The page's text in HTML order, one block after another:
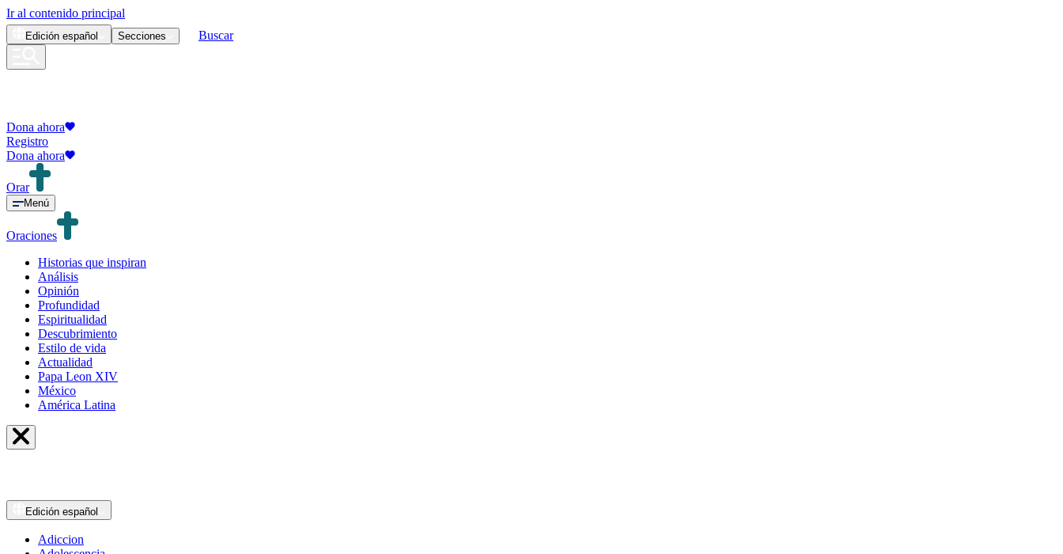
Ir al contenido principal
Edición español Secciones Buscar
Dona ahora
Registro
Dona ahora
Orar
Menú
Oraciones
Historias que inspiran
Análisis
Opinión
Profundidad
Espiritualidad
Descubrimiento
Estilo de vida
Actualidad
Papa Leon XIV
México
América Latina
Edición español
Adiccion